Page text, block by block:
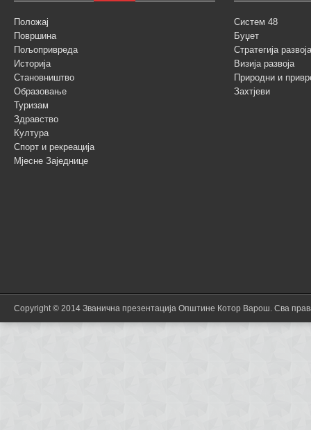
Положај
Површина
Пољопривреда
Историја
Становништво
Образовање
Туризам
Здравство
Култура
Спорт и рекреација
Мјесне Заједнице
Систем 48
Буџет
Стратегија
Визија развоја
Природни и
Захтјеви
Copyright © 2014 Званична презентација Општине Котор Варош. Сва